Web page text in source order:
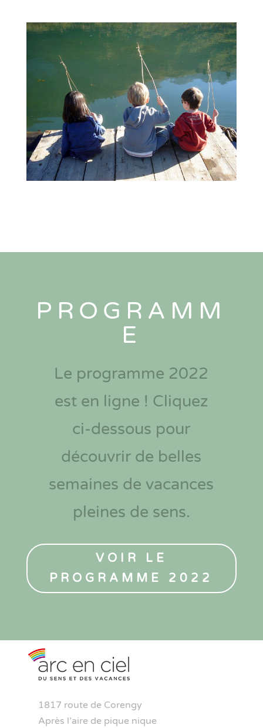
PROGRAMM
E
Le programme 2022
est en ligne ! Cliquez
ci-dessous pour
découvrir de belles
semaines de vacances
pleines de sens.
VOIR LE
PROGRAMME 2022
1817 route de Corengy
Après l’aire de pique nique